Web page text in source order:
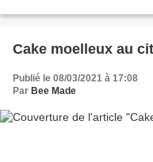
Cake moelleux au
Publié le 08/03/2021 à 17:08
Par Bee Made